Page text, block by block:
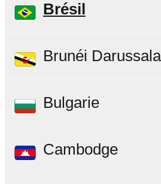
Brésil
Brunéi
Bulgarie
Cambodge